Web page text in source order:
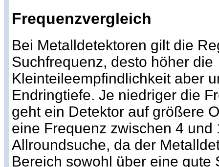
Frequenzvergleich
Bei Metalldetektoren gilt die
Suchfrequenz, desto höher die
Kleinteileempfindlichkeit aber
Endringtiefe. Je niedriger die
geht ein Detektor auf größere
eine Frequenz zwischen 4
Allroundsuche, da der
Bereich sowohl über eine gute